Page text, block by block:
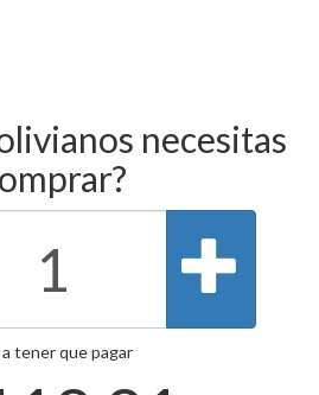
necesitas
a tener que pagar